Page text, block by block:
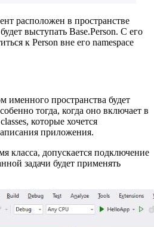
расположен в пространстве
выступать Base.Person. С его
к Person вне его namespace
именного пространства будет
тогда, когда оно включает в
которые хочется
приложения.
класса, допускается подключение
задачи будет применять